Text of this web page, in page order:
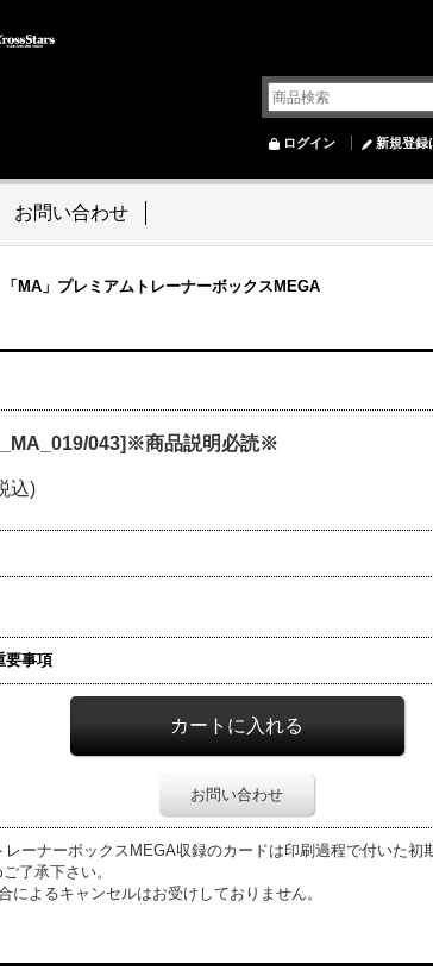
ログイン 新規登録
お問い合わせ
「MA」プレミアムトレーナーボックスMEGA
043]※商品説明必読※
込)
要事項
お問い合わせ
ーナーボックスMEGA収録のカードは印刷過程で付いた初
了承下さい。
によるキャンセルはお受けしておりません。